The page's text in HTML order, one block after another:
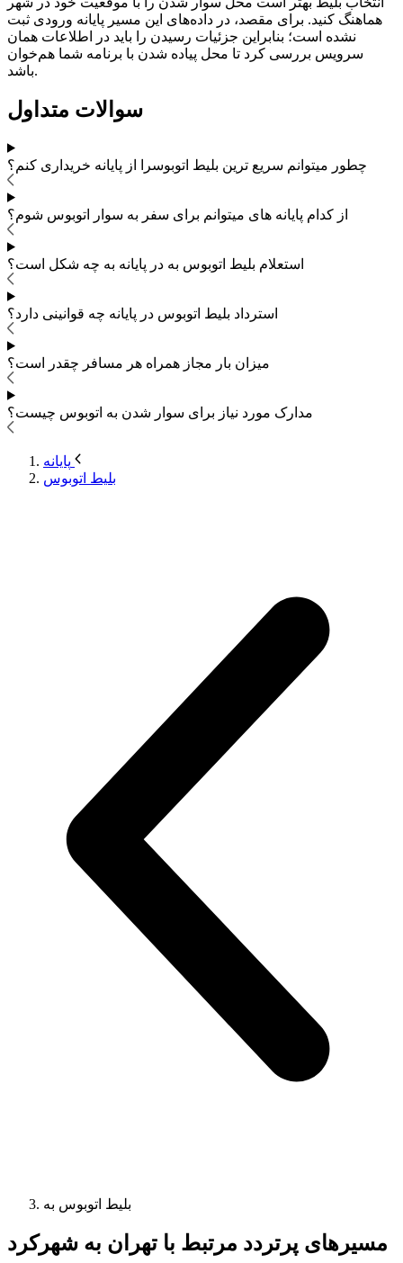
هماهنگ کنید. برای مقصد، در داده‌های این مسیر پایانه ورودی ثبت
نشده است؛ بنابراین جزئیات رسیدن را باید در اطلاعات همان
سرویس بررسی کرد تا محل پیاده شدن با برنامه شما هم‌خوان
باشد.
سوالات متداول
چطور میتوانم سریع ترین بلیط اتوبوسرا از پایانه خریداری کنم؟
از کدام پایانه های میتوانم برای سفر به سوار اتوبوس شوم؟
استعلام بلیط اتوبوس به در پایانه به چه شکل است؟
استرداد بلیط اتوبوس در پایانه چه قوانینی دارد؟
میزان بار مجاز همراه هر مسافر چقدر است؟
مدارک مورد نیاز برای سوار شدن به اتوبوس چیست؟
بلیط اتوبوس
بلیط اتوبوس به
مسیرهای پرتردد مرتبط با تهران به شهرکرد